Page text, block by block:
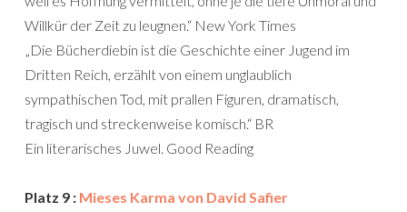
Willkür der Zeit zu leugnen.“ New York Times
„Die Bücherdiebin ist die Geschichte einer Jugend im
Dritten Reich, erzählt von einem unglaublich
sympathischen Tod, mit prallen Figuren, dramatisch,
tragisch und streckenweise komisch.“ BR
Ein literarisches Juwel. Good Reading
Platz 9 : Mieses Karma von David Safier